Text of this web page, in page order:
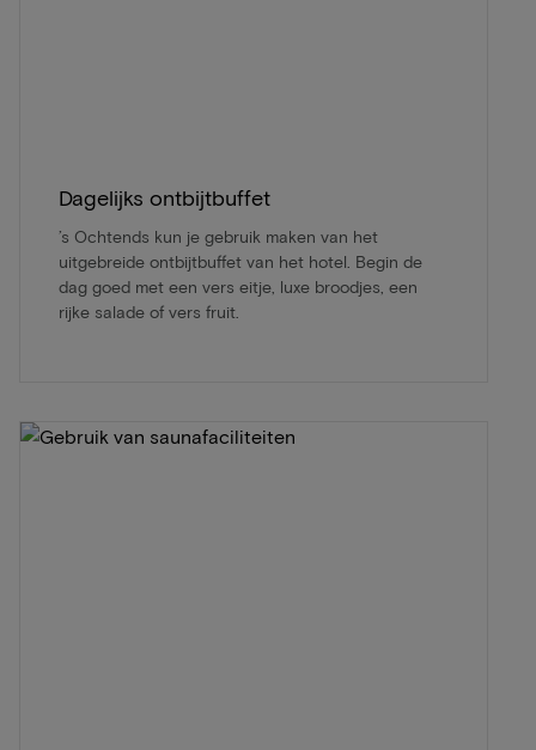
Dagelijks ontbijtbuffet
’s Ochtends kun je gebruik maken van het
uitgebreide ontbijtbuffet van het hotel. Begin de
dag goed met een vers eitje, luxe broodjes, een
rijke salade of vers fruit.